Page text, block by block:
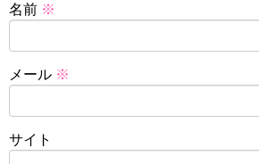
名前 ※
メール ※
サイト